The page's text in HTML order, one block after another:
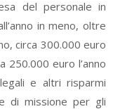
del personale in
in meno, oltre
circa 300.000 euro
250.000 euro l’anno
e altri risparmi
di missione per gli